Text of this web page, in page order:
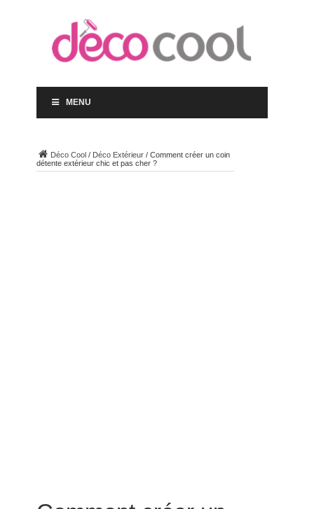
MENU
Déco Cool/ Déco Extérieur/ Comment créer un coin
détente extérieur chic et pas cher ?